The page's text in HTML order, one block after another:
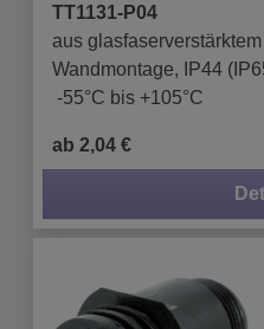
TT1131-P04
aus
Wandmontage, IP44
-55°C bis +105°C
ab 2,04 €